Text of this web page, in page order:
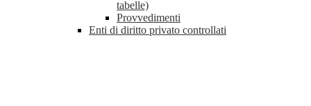
tabelle)
Provvedimenti
Enti di diritto privato controllati